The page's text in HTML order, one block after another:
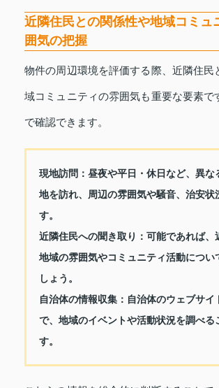
近隣住民との関係性や地域コミュ
囲気の把握
物件の周辺環境を評価する際、近隣住民
域コミュニティの雰囲気も重要な要素で
で確認できます。
現地訪問： 昼夜や平日・休日など、異な
地を訪れ、周辺の雰囲気や騒音、治安状
す。
近隣住民への聞き取り： 可能であれば、
地域の雰囲気やコミュニティ活動につい
しょう。
自治体の情報収集： 自治体のウェブサイ
で、地域のイベントや活動状況を調べる
す。